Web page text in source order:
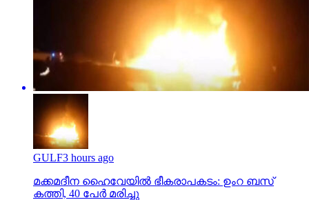
GULF3 hours ago
മക്കമദീന ഹൈവേയില്‍ ഭീകരാപകടം: ഉംറ ബസ്
കത്തി, 40 പേര്‍ മരിച്ചു